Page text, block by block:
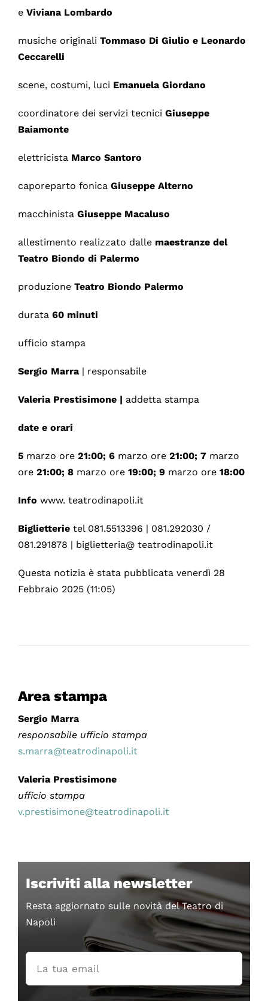
e Viviana Lombardo
musiche originali Tommaso Di Giulio e Leonardo
Ceccarelli
scene, costumi, luci Emanuela Giordano
coordinatore dei servizi tecnici Giuseppe
Baiamonte
elettricista Marco Santoro
caporeparto fonica Giuseppe Alterno
macchinista Giuseppe Macaluso
allestimento realizzato dalle maestranze del
Teatro Biondo di Palermo
produzione Teatro Biondo Palermo
durata 60 minuti
ufficio stampa
Sergio Marra| responsabile
Valeria Prestisimone | addetta stampa
date e orari
5 marzo ore21:00; 6 marzo ore21:00; 7 marzo
ore21:00; 8 marzo ore19:00; 9 marzo ore 18:00
Info www. teatrodinapoli.it
Biglietterietel 081.5513396 | 081.292030 /
081.291878 | biglietteria@ teatrodinapoli.it
Questa notizia è stata pubblicata venerdì 28
Febbraio 2025 (11:05)
Area stampa
Sergio Marra
responsabile ufficio stampa
s.marra@teatrodinapoli.it
Valeria Prestisimone
ufficio stampa
v.prestisimone@teatrodinapoli.it
Iscriviti alla newsletter
Resta aggiornato sulle novità del Teatro di
Napoli